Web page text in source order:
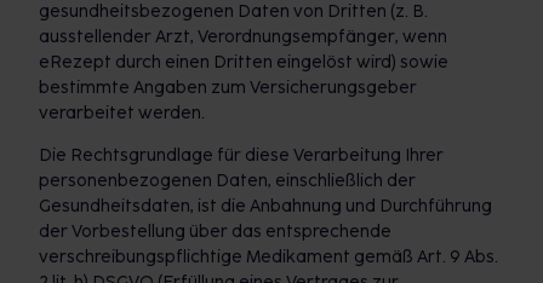
gesundheitsbezogenen Daten von Dritten (z. B.
ausstellender Arzt, Verordnungsempfänger, wenn
eRezept durch einen Dritten eingelöst wird) sowie
bestimmte Angaben zum Versicherungsgeber
verarbeitet werden.
Die Rechtsgrundlage für diese Verarbeitung Ihrer
personenbezogenen Daten, einschließlich der
Gesundheitsdaten, ist die Anbahnung und Durchführung
der Vorbestellung über das entsprechende
verschreibungspflichtige Medikament gemäß Art. 9 Abs.